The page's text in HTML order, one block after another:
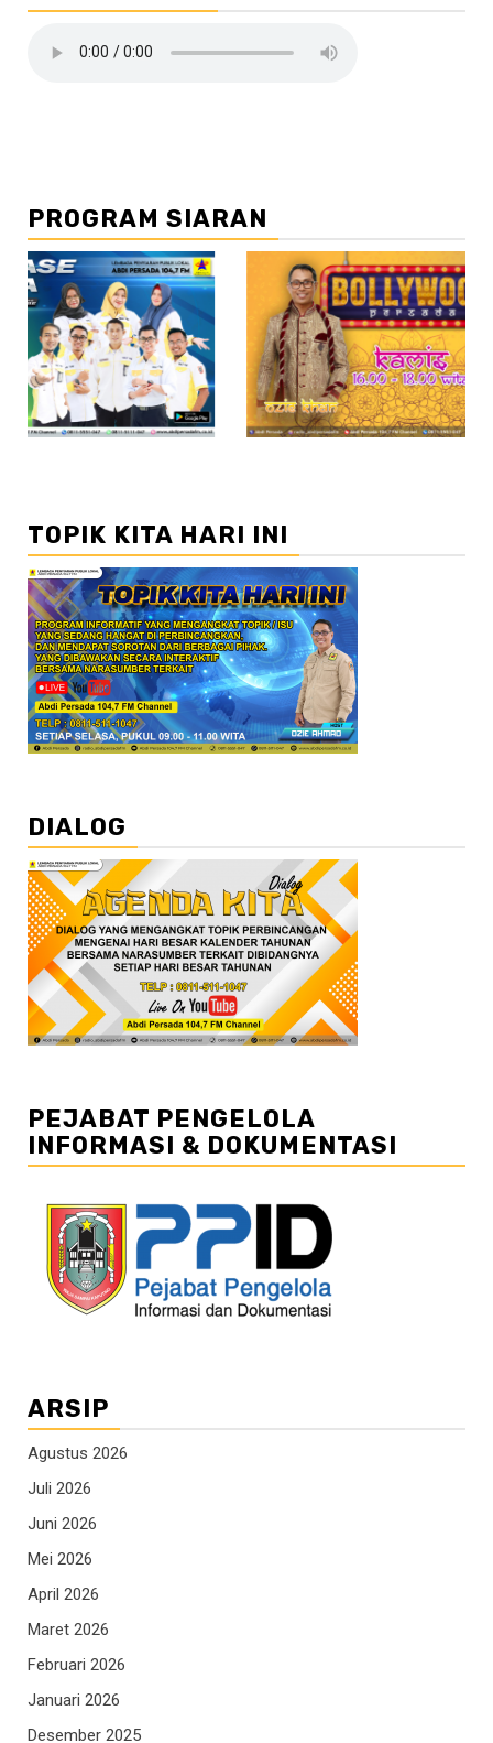
PROGRAM SIARAN
//2 //3
TOPIK KITA HARI INI
DIALOG
PEJABAT PENGELOLA
INFORMASI & DOKUMENTASI
ARSIP
Agustus 2026
Juli 2026
Juni 2026
Mei 2026
April 2026
Maret 2026
Februari 2026
Januari 2026
Desember 2025